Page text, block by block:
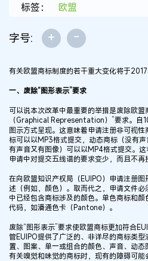
标签：
欧盟
字号: + -
有关欧盟商标制度的若干重大变化将于2017
一、废除“图形表示”要求
可以说本次改革中最重要的举措是废除欧盟
（Graphical Representation）”要求。自
图示方式呈现。这意味着申请注册非可视
标可以以MP3格式提交，动态商标（没有
有声音又有图像）可以以MP4格式提交。这
申请中对提交五线谱的要求变少，而且不再
在向欧盟知识产权局（EUIPO）申请注册
述（例如，颜色）。取而代之，申请文件
中已经包含商标涉及的颜色。单色商标和
代码，如潘通色卡（Pantone）。
废除“图形表示”要求使欧盟商标更加符合
管EUIPO提供了广泛的、非详尽的商标类
置、图案、单一或组合的颜色、声音、动
有关嗅觉和味觉的商标时，现有的障碍可能